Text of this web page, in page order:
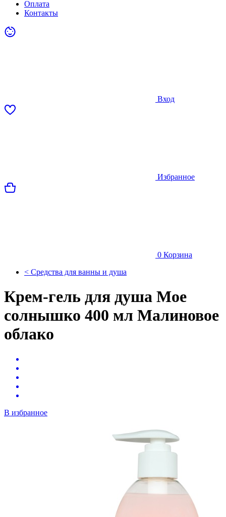
Оплата
Контакты
Вход
Избранное
0 Корзина
< Средства для ванны и душа
Крем-гель для душа Мое
солнышко 400 мл Малиновое
облако
В избранное